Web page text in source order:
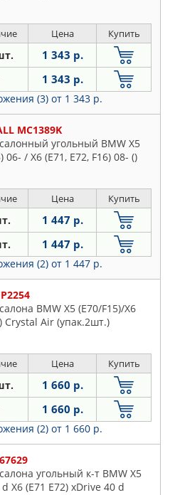
Цена Купить
1 343 р.
1 343 р.
(3) от 1 343 р.
MC1389K
угольный BMW X5
06- / X6 (E71, E72, F16) 08- ()
Цена Купить
1 447 р.
1 447 р.
(2) от 1 447 р.
BMW X5 (E70/F15)/X6
Crystal Air (упак.2шт.)
Цена Купить
1 660 р.
1 660 р.
(2) от 1 660 р.
угольный к-т BMW X5
X6 (E71 E72) xDrive 40 d